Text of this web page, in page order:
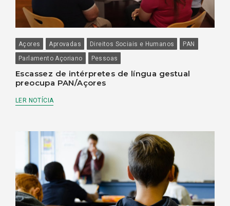
Açores Aprovadas Direitos Sociais e Humanos
PAN
Parlamento Açoriano
Pessoas
Escassez de intérpretes de língua gestual
preocupa PAN/Açores
LER NOTÍCIA